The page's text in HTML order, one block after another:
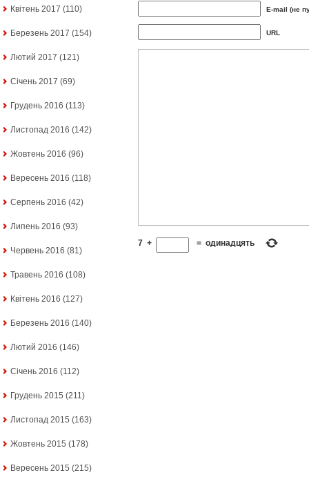
Квітень 2017 (110)
Березень 2017 (154)
Лютий 2017 (121)
Січень 2017 (69)
Грудень 2016 (113)
Листопад 2016 (142)
Жовтень 2016 (96)
Вересень 2016 (118)
Серпень 2016 (42)
Липень 2016 (93)
Червень 2016 (81)
Травень 2016 (108)
Квітень 2016 (127)
Березень 2016 (140)
Лютий 2016 (146)
Січень 2016 (112)
Грудень 2015 (211)
Листопад 2015 (163)
Жовтень 2015 (178)
Вересень 2015 (215)
E-mail (не
URL
7 + = одинадцять